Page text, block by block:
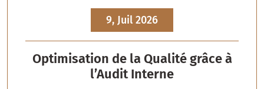
9, Juil 2026
Optimisation de la Qualité grâce à
l’Audit Interne